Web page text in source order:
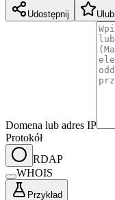
Udostępnij
Domena lub adres IP
Protokół
RDAP
WHOIS
Przykład